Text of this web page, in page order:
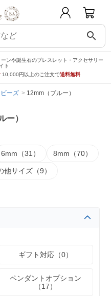
search
ンや誕生石のブレスレット・アクセサリー
ト
10,000円以上のご注文で送料無料
ーズ 12mm（ブルー）
ー）
6mm（31） 8mm（70）
他サイズ（9）
ギフト対応（0）
ペンダントオプション
（17）